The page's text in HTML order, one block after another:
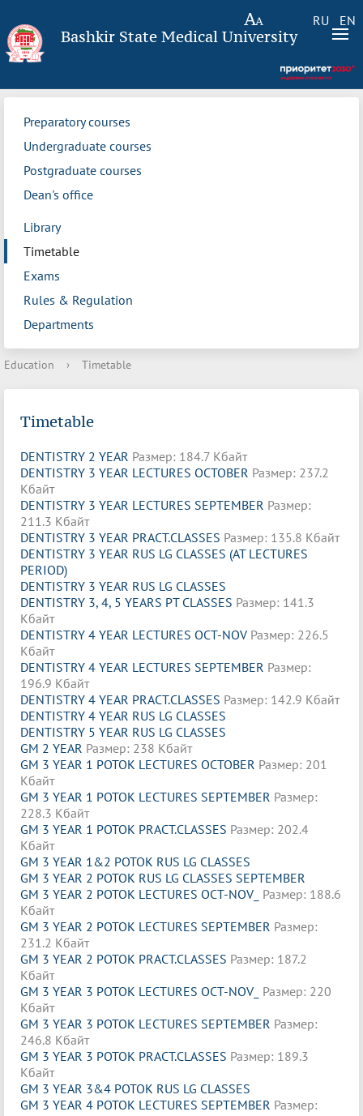
RU EN
Bashkir State Medical University
Preparatory courses
Undergraduate courses
Postgraduate courses
Dean's office
Library
Timetable
Exams
Rules & Regulation
Departments
Education › Timetable
Timetable
DENTISTRY 2 YEAR Размер: 184.7 Кбайт
DENTISTRY 3 YEAR LECTURES OCTOBER Размер: 237.2
Кбайт
DENTISTRY 3 YEAR LECTURES SEPTEMBER Размер:
211.3 Кбайт
DENTISTRY 3 YEAR PRACT.CLASSES Размер: 135.8 Кбайт
DENTISTRY 3 YEAR RUS LG CLASSES (AT LECTURES
PERIOD)
DENTISTRY 3 YEAR RUS LG CLASSES
DENTISTRY 3, 4, 5 YEARS PT CLASSES Размер: 141.3
Кбайт
DENTISTRY 4 YEAR LECTURES OCT-NOV Размер: 226.5
Кбайт
DENTISTRY 4 YEAR LECTURES SEPTEMBER Размер:
196.9 Кбайт
DENTISTRY 4 YEAR PRACT.CLASSES Размер: 142.9 Кбайт
DENTISTRY 4 YEAR RUS LG CLASSES
DENTISTRY 5 YEAR RUS LG CLASSES
GM 2 YEAR Размер: 238 Кбайт
GM 3 YEAR 1 POTOK LECTURES OCTOBER Размер: 201
Кбайт
GM 3 YEAR 1 POTOK LECTURES SEPTEMBER Размер:
228.3 Кбайт
GM 3 YEAR 1 POTOK PRACT.CLASSES Размер: 202.4
Кбайт
GM 3 YEAR 1&2 POTOK RUS LG CLASSES
GM 3 YEAR 2 POTOK RUS LG CLASSES SEPTEMBER
GM 3 YEAR 2 POTOK LECTURES OCT-NOV_ Размер: 188.6
Кбайт
GM 3 YEAR 2 POTOK LECTURES SEPTEMBER Размер:
231.2 Кбайт
GM 3 YEAR 2 POTOK PRACT.CLASSES Размер: 187.2
Кбайт
GM 3 YEAR 3 POTOK LECTURES OCT-NOV_ Размер: 220
Кбайт
GM 3 YEAR 3 POTOK LECTURES SEPTEMBER Размер:
246.8 Кбайт
GM 3 YEAR 3 POTOK PRACT.CLASSES Размер: 189.3
Кбайт
GM 3 YEAR 3&4 POTOK RUS LG CLASSES
GM 3 YEAR 4 POTOK LECTURES SEPTEMBER Размер: